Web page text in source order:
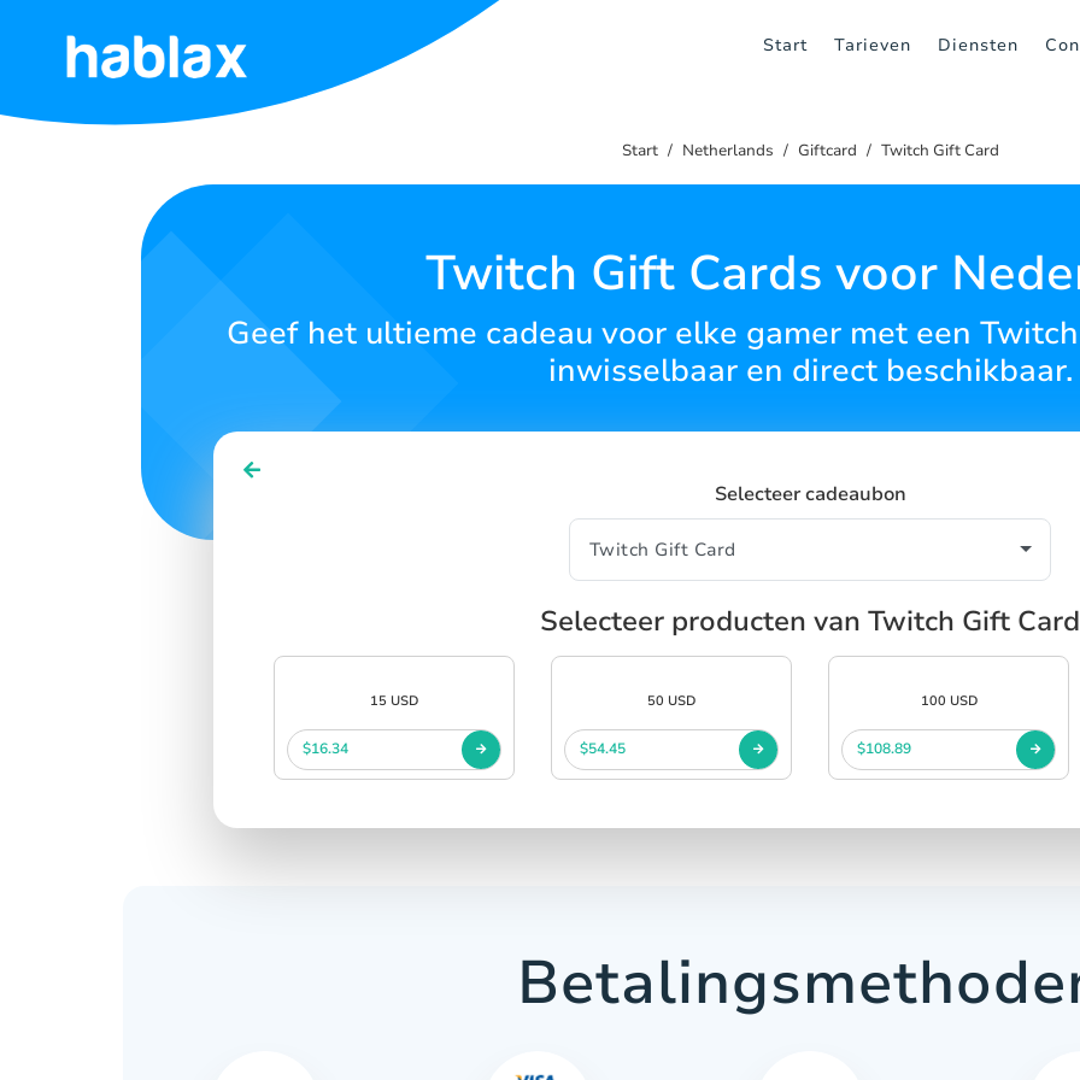
Start Tarieven Diensten
Start
Start Netherlands Giftcard Twitch Gift Card
Twitch Gift Cards voor
Geef het ultieme cadeau voor elke gamer met een
inwisselbaar en direct beschikbaar.
Selecteer cadeaubon
Selecteer producten van Twitch Gift Card
15 USD
$16.34
50 USD
$54.45
100 USD
$108.89